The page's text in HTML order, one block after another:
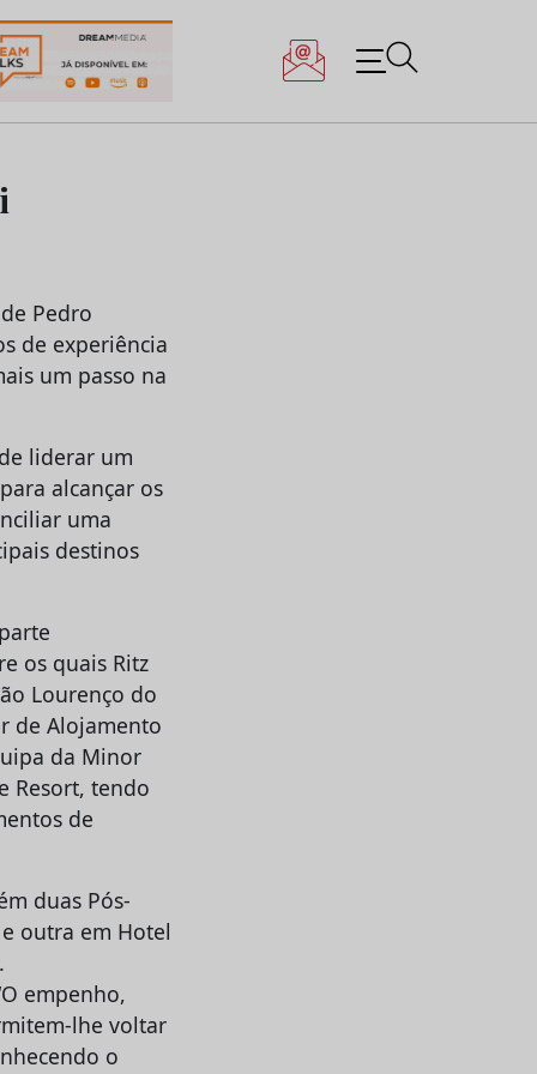
Pedro
de experiência
um passo na
liderar um
alcançar os
uma
destinos
os quais Ritz
Lourenço do
de Alojamento
da Minor
Resort, tendo
de
duas Pós-
outra em Hotel
empenho,
lhe voltar
o